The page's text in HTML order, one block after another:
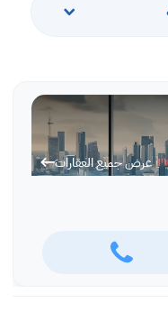
عرض جميع العقارات